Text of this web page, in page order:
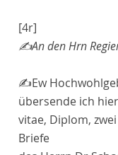
[4r]
✍An den Hrn
✍Ew
übersende ich
vitae, Diplom,
Briefe